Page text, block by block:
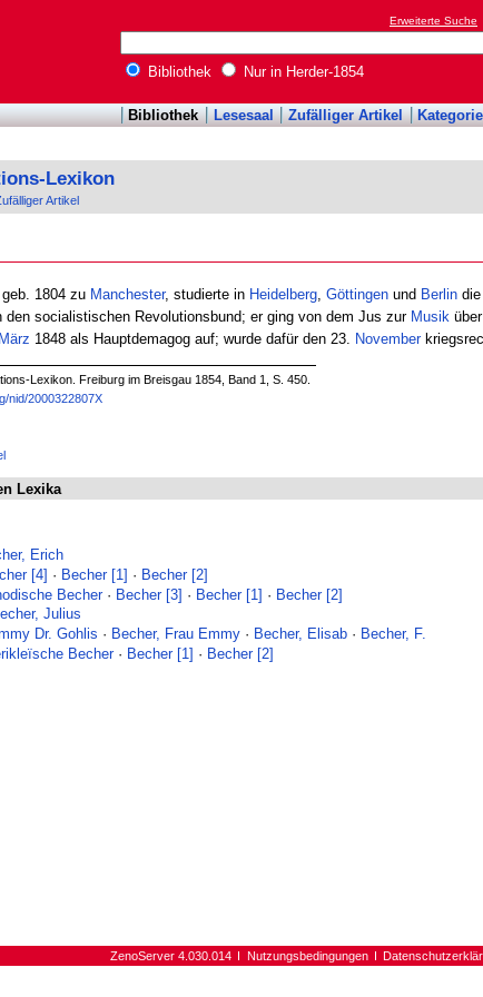
Erweiterte Suche
Bibliothek Nur in Herder-1854
Bibliothek Lesesaal Zufälliger Artikel
Lexikon
Artikel
, geb. 1804 zu Manchester, studierte in Heidelberg, Göttingenund Berlindie
den socialistischen Revolutionsbund; er ging von dem Jus zur Musik
März 1848 als Hauptdemagog auf; wurde dafür den 23. November
Lexikon. Freiburg im Breisgau 1854, Band 1, S. 450.
nid/2000322807X
Lexika
Erich
[4] · Becher [1] · Becher [2]
Becher· Becher [3] · Becher [1] · Becher [2]
Julius
Dr. Gohlis · Becher, Frau Emmy · Becher, Elisab · Becher, F.
Becher· Becher [1] · Becher [2]
ZenoServer 4.030.014 Nutzungsbedingungen